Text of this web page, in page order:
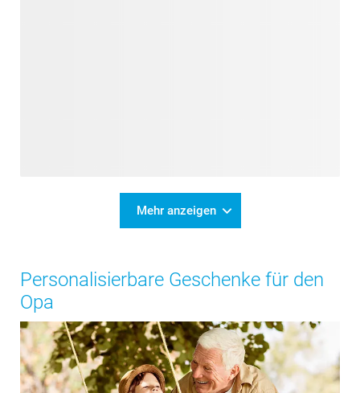
Mehr anzeigen
Personalisierbare Geschenke für den
Opa